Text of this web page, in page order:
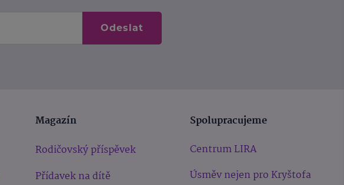
Odeslat
Magazín
Rodičovský příspěvek
Přídavek na dítě
Spolupracujeme
Centrum LIRA
Úsměv nejen pro Kryštofa